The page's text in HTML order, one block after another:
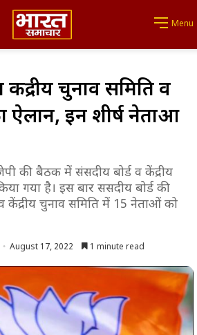
Menu
चुनाव समिति व
ऐलान, इन शीर्ष नेताओं
की बैठक में संसदीय बोर्ड व केंद्रीय
गया है। इस बार ससदीय बोर्ड की
चुनाव समिति में 15 नेताओं को
August 17, 2022 1 minute read